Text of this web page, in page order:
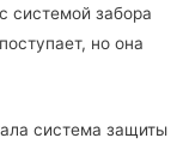
системой забора
но она
система защиты